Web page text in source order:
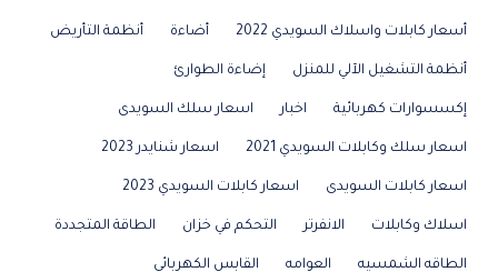
أسعار كابلات واسلاك السويدي 2022 أضاءة أنظمة التأريض
أنظمة التشغيل الآلي للمنزل إضاءة الطوارئ
إكسسوارات كهربائية اخبار اسعار سلك السويدى
اسعار سلك وكابلات السويدي 2021 اسعار شنايدر 2023
اسعار كابلات السويدى اسعار كابلات السويدي 2023
اسلاك وكابلات الانفرتر التحكم في خزان الطاقة المتجددة
الطاقه الشمسيه العوامه القابس الكهربائي